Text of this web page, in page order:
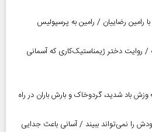
رامین رضاییان / رامین به پرسپولیس
/ روایت دختر ژیمناستیک‌کاری که آسمانی
باد شدید، گردوخاک و بارش باران در راه
را نمی‌تواند ببیند / آسانی باعث جدایی